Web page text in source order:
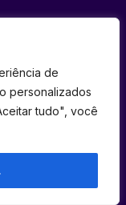
de
personalizados
tudo", você